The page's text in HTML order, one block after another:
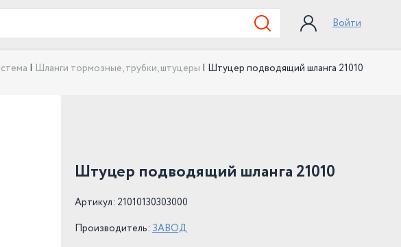
Войти
| Шланги тормозные, трубки, штуцеры | Штуцер подводящий шланга 21010
Штуцер подводящий шланга 21010
Артикул: 21010130303000
Производитель: ЗАВОД